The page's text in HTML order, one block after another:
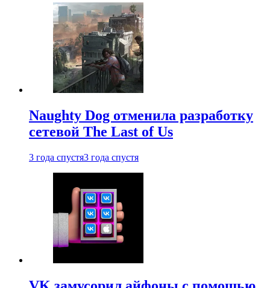
Naughty Dog отменила разработку
сетевой The Last of Us
3 года спустя3 года спустя